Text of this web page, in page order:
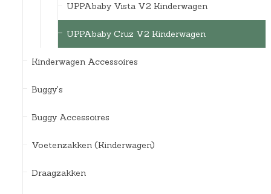
UPPAbaby Vista V2 Kinderwagen
UPPAbaby Cruz V2 Kinderwagen
Kinderwagen Accessoires
Buggy's
Buggy Accessoires
Voetenzakken (Kinderwagen)
Draagzakken